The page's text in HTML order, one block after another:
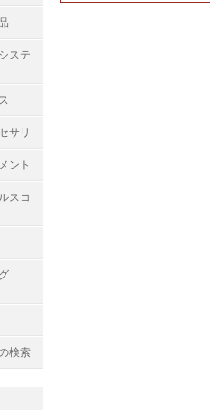
ステ
サリ
ント
スコ
検索